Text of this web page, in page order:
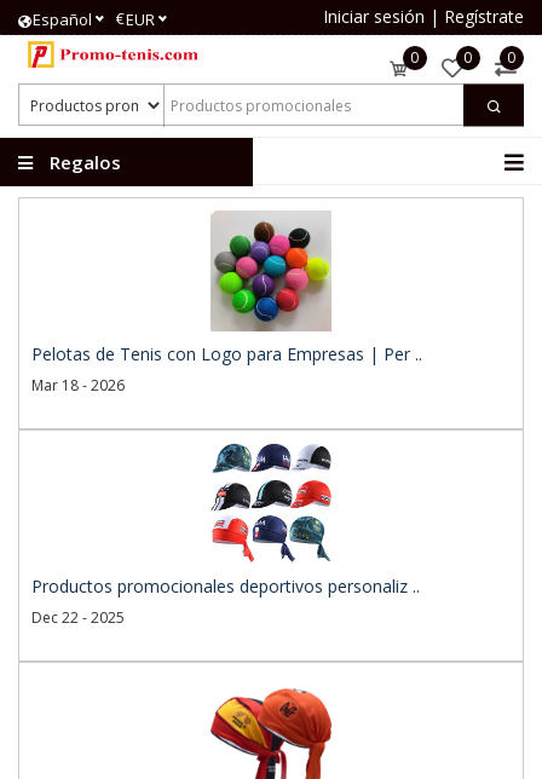
Español €EUR Iniciar sesión | Regístrate
0 0 0
Regalos
Pelotas de Tenis con Logo para Empresas | Per ..
Mar 18 - 2026
Productos promocionales deportivos personaliz ..
Dec 22 - 2025